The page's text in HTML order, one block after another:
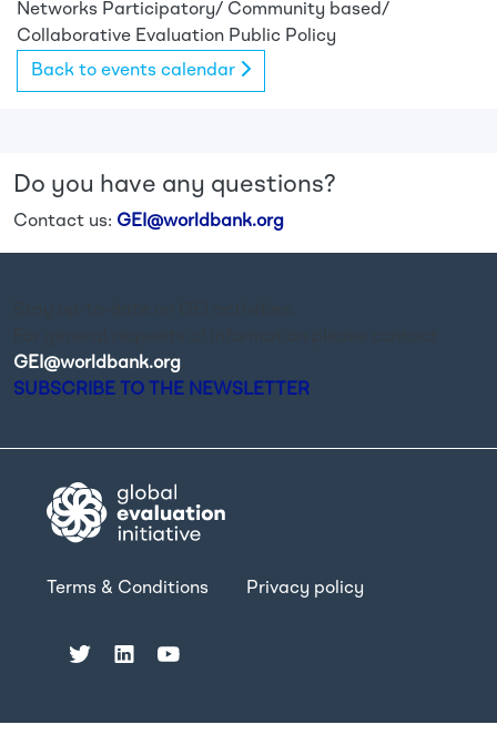
Networks Participatory/ Community based/
Collaborative Evaluation Public Policy
Back to events calendar
Do you have any questions?
Contact us: GEI@worldbank.org
GEI@worldbank.org
SUBSCRIBE TO THE NEWSLETTER
Terms & Conditions Privacy policy